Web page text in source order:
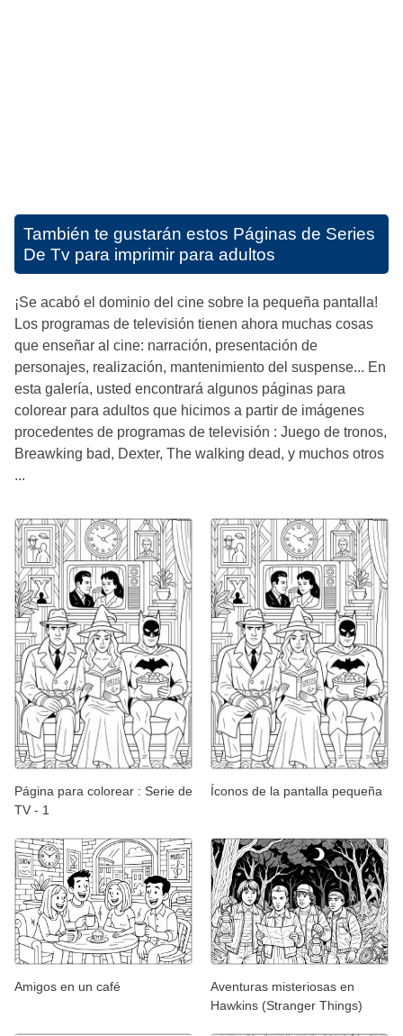
También te gustarán estos Páginas de Series
De Tv para imprimir para adultos
¡Se acabó el dominio del cine sobre la pequeña pantalla!
Los programas de televisión tienen ahora muchas cosas
que enseñar al cine: narración, presentación de
personajes, realización, mantenimiento del suspense... En
esta galería, usted encontrará algunos páginas para
colorear para adultos que hicimos a partir de imágenes
procedentes de programas de televisión : Juego de tronos,
Breawking bad, Dexter, The walking dead, y muchos otros
...
Página para colorear : Serie de
TV - 1
Íconos de la pantalla pequeña
Amigos en un café
Aventuras misteriosas en
Hawkins (Stranger Things)